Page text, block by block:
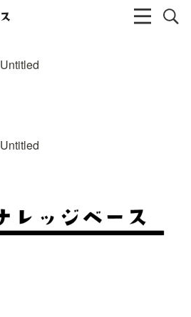
Untitled
Untitled